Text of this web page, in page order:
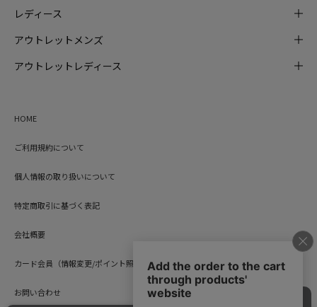
レディース
アウトレットメンズ
アウトレットレディース
HOME
ご利用規約について
個人情報の取り扱いについて
特定商取引に基づく表記
会社概要
カード会員（情報変更/ポイント照会）
お問い合わせ